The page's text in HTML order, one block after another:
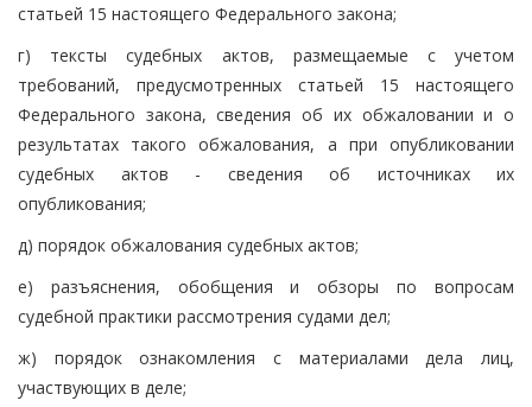
статьей 15 настоящего Федерального закона;
г) тексты судебных актов, размещаемые с учетом
требований, предусмотренных статьей 15 настоящего
Федерального закона, сведения об их обжаловании и о
результатах такого обжалования, а при опубликовании
судебных актов - сведения об источниках их
опубликования;
д) порядок обжалования судебных актов;
е) разъяснения, обобщения и обзоры по вопросам
судебной практики рассмотрения судами дел;
ж) порядок ознакомления с материалами дела лиц,
участвующих в деле;